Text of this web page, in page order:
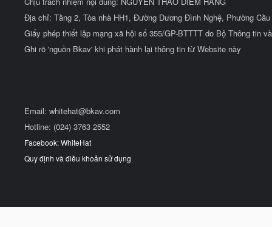
Địa chỉ: Tầng 2, Tòa nhà HH1, Đường Dương Đình Nghệ, Phường
Giấy phép thiết lập mạng xã hội số 355/GP-BTTTT do Bộ Thông tin
Ghi rõ 'nguồn Bkav' khi phát hành lại thông tin từ Website này
Email: whitehat@bkav.com
Hotline: (024) 3763 2552
Facebook: WhiteHat
Quy định và điều khoản sử dụng